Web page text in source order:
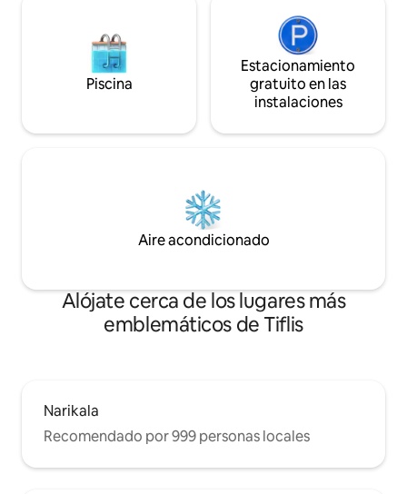
Piscina
Estacionamiento
gratuito en las
instalaciones
Aire acondicionado
Alójate cerca de los lugares más
emblemáticos de Tiflis
Narikala
Recomendado por 999 personas locales